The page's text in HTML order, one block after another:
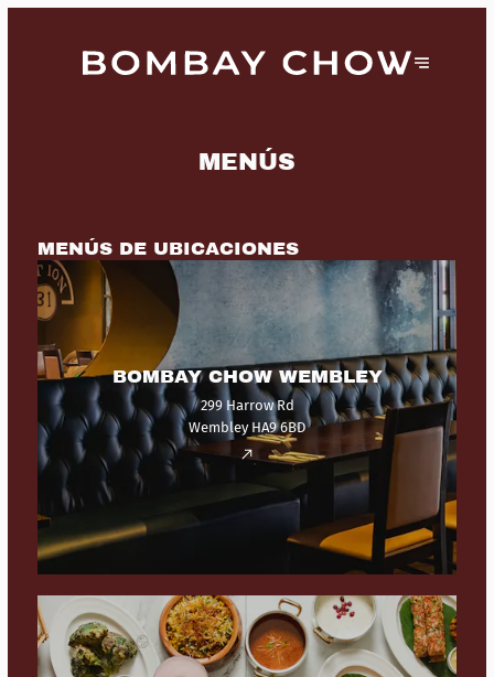
MENÚS
MENÚS DE UBICACIONES
BOMBAY CHOW WEMBLEY
299 Harrow Rd
Wembley HA9 6BD